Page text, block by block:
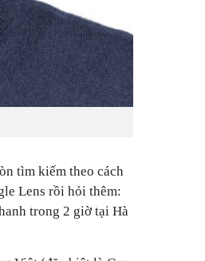
tìm kiếm theo cách
Lens rồi hỏi thêm:
trong 2 giờ tại Hà